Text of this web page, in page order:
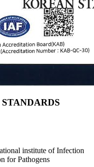
institute of Infection
for Pathogens